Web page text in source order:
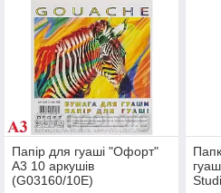
Папір для гуаші "Офорт"
А3 10 аркушів
(G03160/10E)